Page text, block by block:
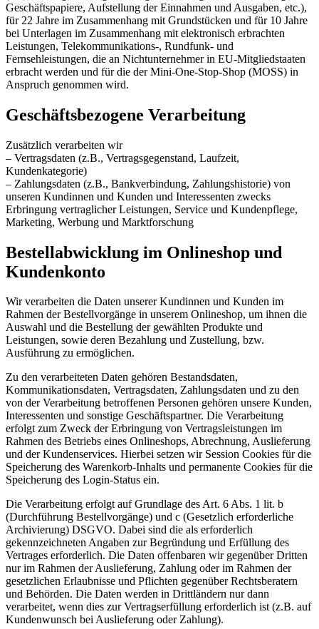
Geschäftspapiere, Aufstellung der Einnahmen und Ausgaben, etc.),
für 22 Jahre im Zusammenhang mit Grundstücken und für 10 Jahre
bei Unterlagen im Zusammenhang mit elektronisch erbrachten
Leistungen, Telekommunikations-, Rundfunk- und
Fernsehleistungen, die an Nichtunternehmer in EU-Mitgliedstaaten
erbracht werden und für die der Mini-One-Stop-Shop (MOSS) in
Anspruch genommen wird.
Geschäftsbezogene Verarbeitung
Zusätzlich verarbeiten wir
– Vertragsdaten (z.B., Vertragsgegenstand, Laufzeit,
Kundenkategorie)
– Zahlungsdaten (z.B., Bankverbindung, Zahlungshistorie) von
unseren Kundinnen und Kunden und Interessenten zwecks
Erbringung vertraglicher Leistungen, Service und Kundenpflege,
Marketing, Werbung und Marktforschung
Bestellabwicklung im Onlineshop und
Kundenkonto
Wir verarbeiten die Daten unserer Kundinnen und Kunden im
Rahmen der Bestellvorgänge in unserem Onlineshop, um ihnen die
Auswahl und die Bestellung der gewählten Produkte und
Leistungen, sowie deren Bezahlung und Zustellung, bzw.
Ausführung zu ermöglichen.
Zu den verarbeiteten Daten gehören Bestandsdaten,
Kommunikationsdaten, Vertragsdaten, Zahlungsdaten und zu den
von der Verarbeitung betroffenen Personen gehören unsere Kunden,
Interessenten und sonstige Geschäftspartner. Die Verarbeitung
erfolgt zum Zweck der Erbringung von Vertragsleistungen im
Rahmen des Betriebs eines Onlineshops, Abrechnung, Auslieferung
und der Kundenservices. Hierbei setzen wir Session Cookies für die
Speicherung des Warenkorb-Inhalts und permanente Cookies für die
Speicherung des Login-Status ein.
Die Verarbeitung erfolgt auf Grundlage des Art. 6 Abs. 1 lit. b
(Durchführung Bestellvorgänge) und c (Gesetzlich erforderliche
Archivierung) DSGVO. Dabei sind die als erforderlich
gekennzeichneten Angaben zur Begründung und Erfüllung des
Vertrages erforderlich. Die Daten offenbaren wir gegenüber Dritten
nur im Rahmen der Auslieferung, Zahlung oder im Rahmen der
gesetzlichen Erlaubnisse und Pflichten gegenüber Rechtsberatern
und Behörden. Die Daten werden in Drittländern nur dann
verarbeitet, wenn dies zur Vertragserfüllung erforderlich ist (z.B. auf
Kundenwunsch bei Auslieferung oder Zahlung).